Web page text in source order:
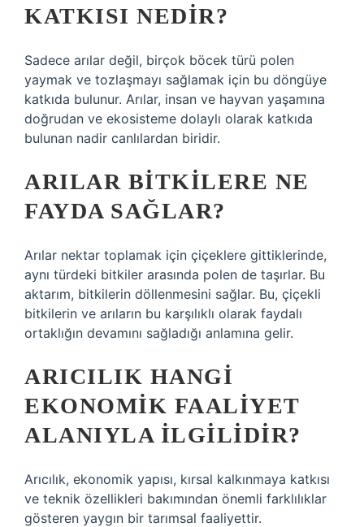
KATKISI NEDIR?
Sadece arılar değil, birçok böcek türü polen
yaymak ve tozlaşmayı sağlamak için bu döngüye
katkıda bulunur. Arılar, insan ve hayvan yaşamına
doğrudan ve ekosisteme dolaylı olarak katkıda
bulunan nadir canlılardan biridir.
ARILAR BITKILERE NE
FAYDA SAĞLAR?
Arılar nektar toplamak için çiçeklere gittiklerinde,
aynı türdeki bitkiler arasında polen de taşırlar. Bu
aktarım, bitkilerin döllenmesini sağlar. Bu, çiçekli
bitkilerin ve arıların bu karşılıklı olarak faydalı
ortaklığın devamını sağladığı anlamına gelir.
ARICILIK HANGI
EKONOMIK FAALIYET
ALANIYLA ILGILIDIR?
Arıcılık, ekonomik yapısı, kırsal kalkınmaya katkısı
ve teknik özellikleri bakımından önemli farklılıklar
gösteren yaygın bir tarımsal faaliyettir.